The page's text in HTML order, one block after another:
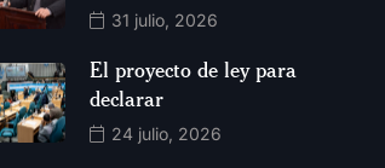
31 julio, 2026
El proyecto de ley para
declarar
24 julio, 2026